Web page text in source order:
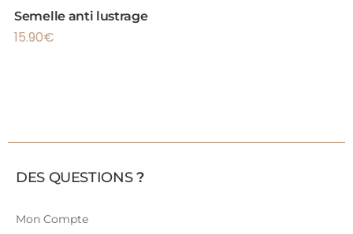
Semelle anti lustrage
15.90€
DES QUESTIONS?
Mon Compte